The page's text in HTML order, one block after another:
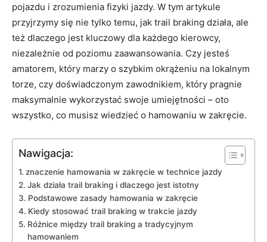
pojazdu i zrozumienia fizyki jazdy. W tym artykule
przyjrzymy się nie tylko temu, jak trail braking działa, ale
też dlaczego jest kluczowy dla każdego kierowcy,
niezależnie od poziomu zaawansowania. Czy jesteś
amatorem, który marzy o szybkim okrążeniu na lokalnym
torze, czy doświadczonym zawodnikiem, który pragnie
maksymalnie wykorzystać swoje umiejętności – oto
wszystko, co musisz wiedzieć o hamowaniu w zakręcie.
Nawigacja:
znaczenie hamowania w zakręcie w technice jazdy
Jak działa trail braking i dlaczego jest istotny
Podstawowe zasady hamowania w zakręcie
Kiedy stosować trail braking w trakcie jazdy
Różnice między trail braking a tradycyjnym
hamowaniem